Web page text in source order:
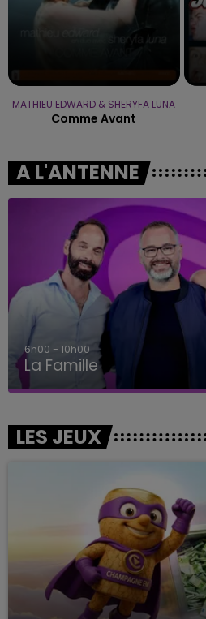
MATHIEU EDWARD & SHERYFA LUNA
Comme Avant
A L'ANTENNE
6h00 - 10h00
La Famille
LES JEUX